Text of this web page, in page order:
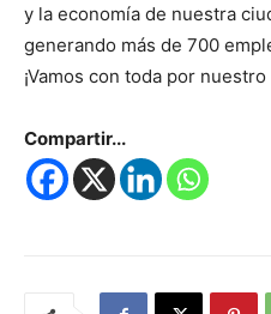
y la economía de nuestra
generando más de 700
¡Vamos con toda por
Compartir...